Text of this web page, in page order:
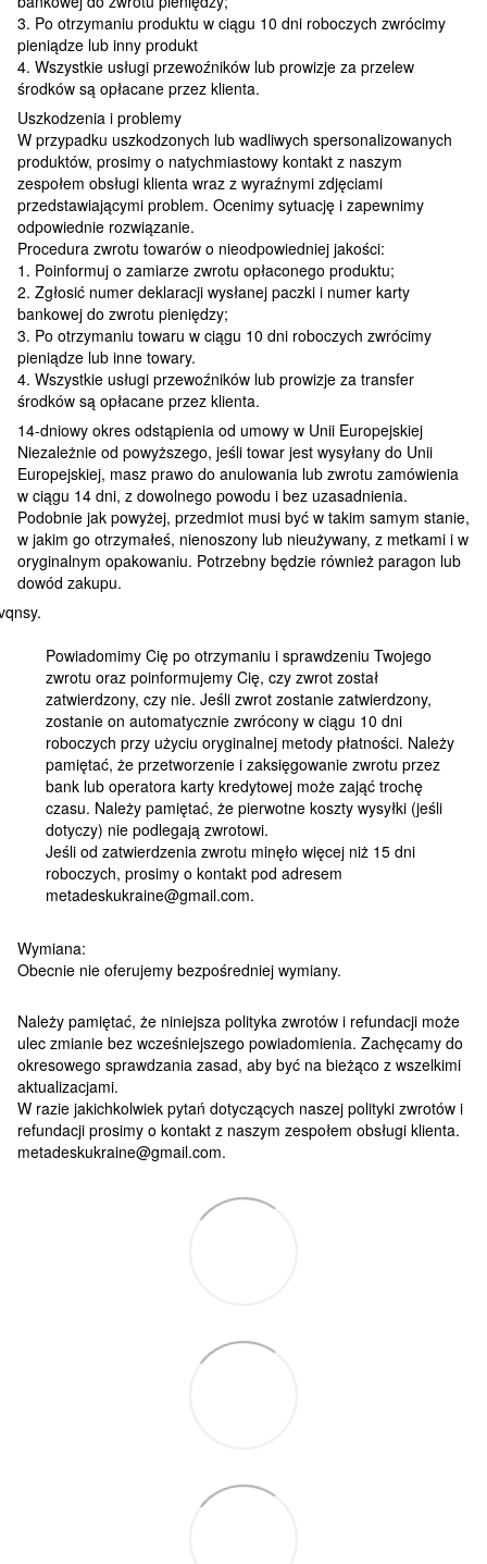
3. Po otrzymaniu produktu w ciągu 10 dni roboczych zwrócimy
pieniądze lub inny produkt
4. Wszystkie usługi przewoźników lub prowizje za przelew
środków są opłacane przez klienta.
Uszkodzenia i problemy
W przypadku uszkodzonych lub wadliwych spersonalizowanych
produktów, prosimy o natychmiastowy kontakt z naszym
zespołem obsługi klienta wraz z wyraźnymi zdjęciami
przedstawiającymi problem. Ocenimy sytuację i zapewnimy
odpowiednie rozwiązanie.
Procedura zwrotu towarów o nieodpowiedniej jakości:
1. Poinformuj o zamiarze zwrotu opłaconego produktu;
2. Zgłosić numer deklaracji wysłanej paczki i numer karty
bankowej do zwrotu pieniędzy;
3. Po otrzymaniu towaru w ciągu 10 dni roboczych zwrócimy
pieniądze lub inne towary.
4. Wszystkie usługi przewoźników lub prowizje za transfer
środków są opłacane przez klienta.
14-dniowy okres odstąpienia od umowy w Unii Europejskiej
Niezależnie od powyższego, jeśli towar jest wysyłany do Unii
Europejskiej, masz prawo do anulowania lub zwrotu zamówienia
w ciągu 14 dni, z dowolnego powodu i bez uzasadnienia.
Podobnie jak powyżej, przedmiot musi być w takim samym stanie,
w jakim go otrzymałeś, nienoszony lub nieużywany, z metkami i w
oryginalnym opakowaniu. Potrzebny będzie również paragon lub
dowód zakupu.
Powiadomimy Cię po otrzymaniu i sprawdzeniu Twojego
zwrotu oraz poinformujemy Cię, czy zwrot został
zatwierdzony, czy nie. Jeśli zwrot zostanie zatwierdzony,
zostanie on automatycznie zwrócony w ciągu 10 dni
roboczych przy użyciu oryginalnej metody płatności. Należy
pamiętać, że przetworzenie i zaksięgowanie zwrotu przez
bank lub operatora karty kredytowej może zająć trochę
czasu. Należy pamiętać, że pierwotne koszty wysyłki (jeśli
dotyczy) nie podlegają zwrotowi.
Jeśli od zatwierdzenia zwrotu minęło więcej niż 15 dni
roboczych, prosimy o kontakt pod adresem
metadeskukraine@gmail.com.
Wymiana:
Obecnie nie oferujemy bezpośredniej wymiany.
Należy pamiętać, że niniejsza polityka zwrotów i refundacji może
ulec zmianie bez wcześniejszego powiadomienia. Zachęcamy do
okresowego sprawdzania zasad, aby być na bieżąco z wszelkimi
aktualizacjami.
W razie jakichkolwiek pytań dotyczących naszej polityki zwrotów i
refundacji prosimy o kontakt z naszym zespołem obsługi klienta.
metadeskukraine@gmail.com.